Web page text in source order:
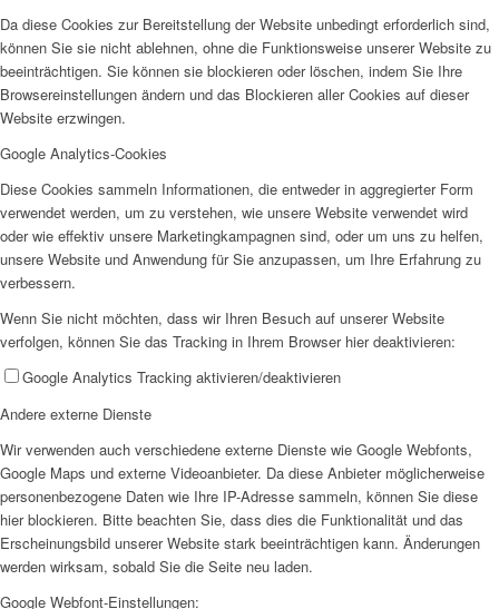
EFUS jetzt auch mobil: Der Bus tourt durch den Kreis
– die Termine
Kinderschutz
Da diese Cookies zur Bereitstellung der Website unbedingt erforderlich sind,
können Sie sie nicht ablehnen, ohne die Funktionsweise unserer Website zu
beeinträchtigen. Sie können sie blockieren oder löschen, indem Sie Ihre
Browsereinstellungen ändern und das Blockieren aller Cookies auf dieser
Website erzwingen.
Google Analytics-Cookies
Diese Cookies sammeln Informationen, die entweder in aggregierter Form
verwendet werden, um zu verstehen, wie unsere Website verwendet wird
oder wie effektiv unsere Marketingkampagnen sind, oder um uns zu helfen,
unsere Website und Anwendung für Sie anzupassen, um Ihre Erfahrung zu
verbessern.
Wenn Sie nicht möchten, dass wir Ihren Besuch auf unserer Website
verfolgen, können Sie das Tracking in Ihrem Browser hier deaktivieren:
Google Analytics Tracking aktivieren/deaktivieren
Andere externe Dienste
Wir verwenden auch verschiedene externe Dienste wie Google Webfonts,
Google Maps und externe Videoanbieter. Da diese Anbieter möglicherweise
personenbezogene Daten wie Ihre IP-Adresse sammeln, können Sie diese
hier blockieren. Bitte beachten Sie, dass dies die Funktionalität und das
Erscheinungsbild unserer Website stark beeinträchtigen kann. Änderungen
werden wirksam, sobald Sie die Seite neu laden.
Google Webfont-Einstellungen: